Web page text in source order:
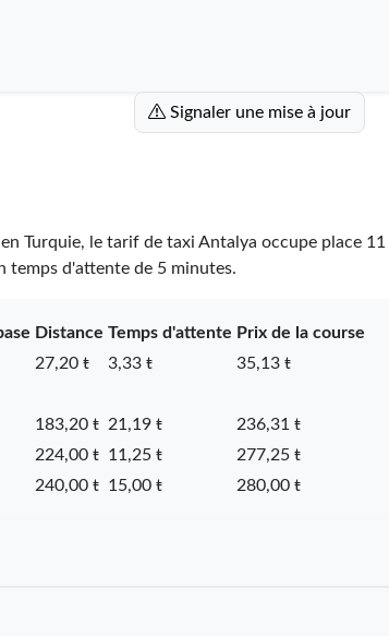
Signaler une mise à jour
Turquie, le tarif de taxi Antalya occupe place 11
temps d'attente de 5 minutes.
Distance Temps d'attente Prix de la course
27,20 ŧ 3,33 ŧ
35,13 ŧ
183,20 ŧ 21,19 ŧ
236,31 ŧ
224,00 ŧ 11,25 ŧ
277,25 ŧ
240,00 ŧ 15,00 ŧ 280,00 ŧ